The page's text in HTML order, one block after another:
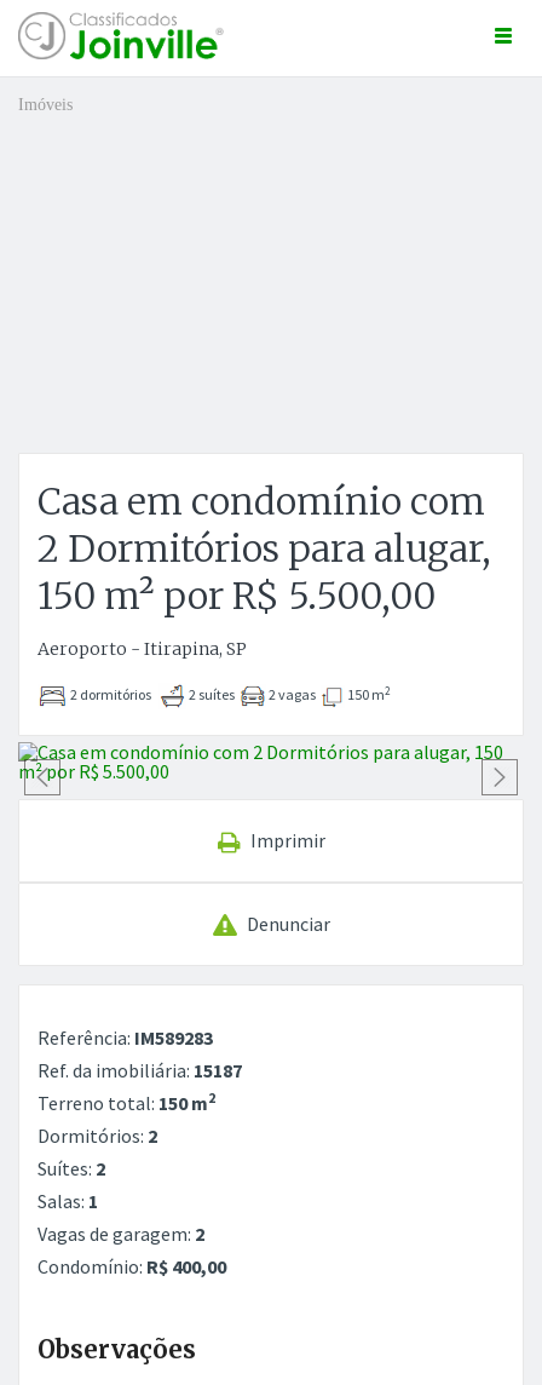
Imóveis
Casa em condomínio com
2 Dormitórios para alugar,
150 m² por R$ 5.500,00
Aeroporto - Itirapina, SP
2 dormitórios 2 suítes 2 vagas 150 m2
Anterior
Imprimir
Denunciar
Referência: IM589283
Ref. da imobiliária: 15187
Terreno total: 150 m2
Dormitórios: 2
Suítes: 2
Salas: 1
Vagas de garagem: 2
Condomínio: R$ 400,00
Observações
GRÁTIS